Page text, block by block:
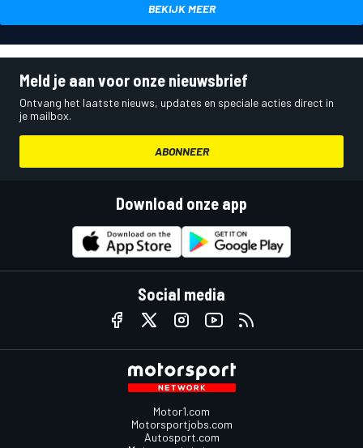
BEKIJK MEER
Meld je aan voor onze nieuwsbrief
Ontvang het laatste nieuws, updates en speciale acties direct in
je mailbox.
ABONNEER
Download onze app
Social media
Motor1.com
Motorsportjobs.com
Autosport.com